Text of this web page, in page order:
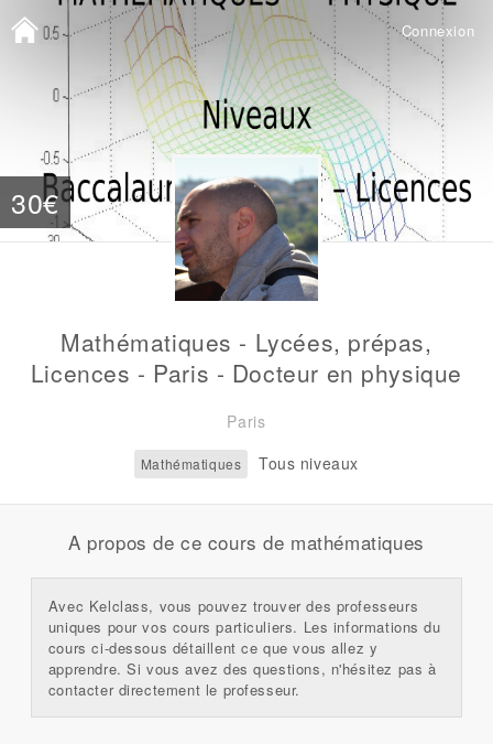
Connexion
30€
Mathématiques - Lycées, prépas,
Licences - Paris - Docteur en physique
Paris
Mathématiques Tous niveaux
A propos de ce cours de mathématiques
Avec Kelclass, vous pouvez trouver des professeurs
uniques pour vos cours particuliers. Les informations du
cours ci-dessous détaillent ce que vous allez y
apprendre. Si vous avez des questions, n'hésitez pas à
contacter directement le professeur.